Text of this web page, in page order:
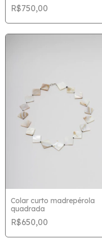
R$750,00
Colar curto madrepérola
quadrada
R$650,00